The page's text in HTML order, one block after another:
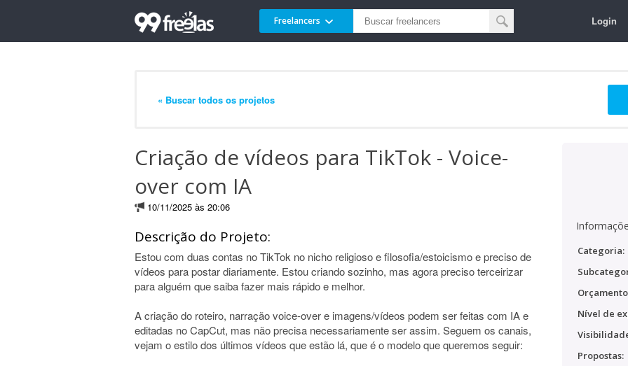
Freelancers Login
« Buscar todos os projetos
Criação de vídeos para TikTok - Voice-
over com IA
10/11/2025 às 20:06
Descrição do Projeto:
Estou com duas contas no TikTok no nicho religioso e filosofia/estoicismo e preciso de
vídeos para postar diariamente. Estou criando sozinho, mas agora preciso terceirizar
para alguém que saiba fazer mais rápido e melhor.
A criação do roteiro, narração voice-over e imagens/vídeos podem ser feitas com IA e
editadas no CapCut, mas não precisa necessariamente ser assim. Seguem os canais,
vejam o estilo dos últimos vídeos que estão lá, que é o modelo que queremos seguir:
Categoria:
Nível de
Propostas: